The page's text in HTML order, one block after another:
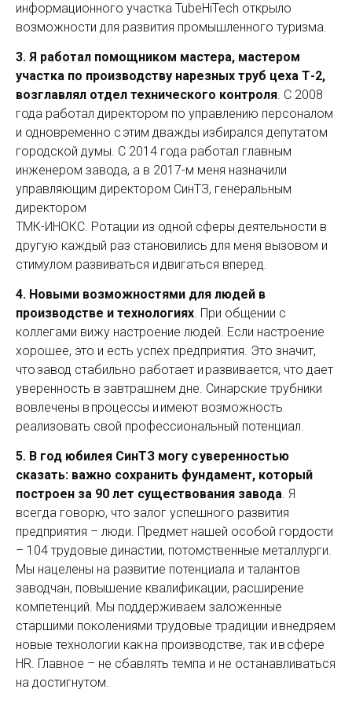
информационного участка TubeHiTech открыло
возможности для развития промышленного туризма.
3. Я работал помощником мастера, мастером
участка по производству нарезных труб цеха Т-2,
возглавлял отдел технического контроля. С 2008
года работал директором по управлению персоналом
и одновременно с этим дважды избирался депутатом
городской думы. С 2014 года работал главным
инженером завода, а в 2017-м меня назначили
управляющим директором СинТЗ, генеральным
директором
ТМК-ИНОКС. Ротации из одной сферы деятельности в
другую каждый раз становились для меня вызовом и
стимулом развиваться и двигаться вперед.
4. Новыми возможностями для людей в
производстве и технологиях. При общении с
коллегами вижу настроение людей. Если настроение
хорошее, это и есть успех предприятия. Это значит,
что завод стабильно работает и развивается, что дает
уверенность в завтрашнем дне. Синарские трубники
вовлечены в процессы и имеют возможность
реализовать свой профессиональный потенциал.
5. В год юбилея СинТЗ могу с уверенностью
сказать: важно сохранить фундамент, который
построен за 90 лет существования завода. Я
всегда говорю, что залог успешного развития
предприятия – люди. Предмет нашей особой гордости
– 104 трудовые династии, потомственные металлурги.
Мы нацелены на развитие потенциала и талантов
заводчан, повышение квалификации, расширение
компетенций. Мы поддерживаем заложенные
старшими поколениями трудовые традиции и внедряем
новые технологии как на производстве, так и в сфере
HR. Главное – не сбавлять темпа и не останавливаться
на достигнутом.